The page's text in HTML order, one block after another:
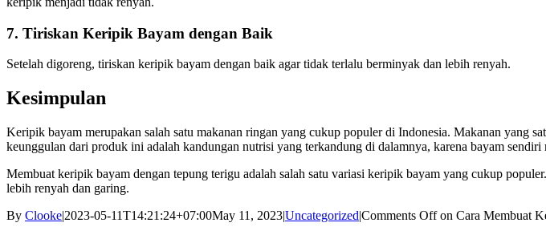
7. Tiriskan Keripik Bayam dengan Baik
Setelah digoreng, tiriskan keripik bayam dengan baik agar tidak terlalu berminyak dan lebih renyah.
Kesimpulan
Keripik bayam merupakan salah satu makanan ringan yang cukup populer di Indonesia. Makanan yang
keunggulan dari produk ini adalah kandungan nutrisi yang terkandung di dalamnya, karena bayam
Membuat keripik bayam dengan tepung terigu adalah salah satu variasi keripik bayam yang cukup populer.
lebih renyah dan garing.
By Clooke|2023-05-11T14:21:24+07:00May 11, 2023|Uncategorized|Comments Offon Cara Membuat